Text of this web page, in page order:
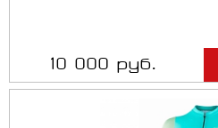
10 000 руб.